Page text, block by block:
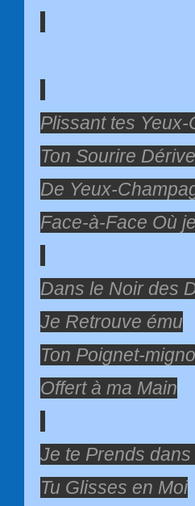
Plissant tes
Ton Sourire
De Yeux-
Face-à-Face Où
Dans le Noir des
Je Retrouve ému
Ton Poignet-
Offert à ma Main
Je te Prends
Tu Glisses en Moi